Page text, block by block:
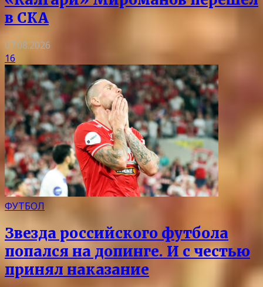
в СКА
07.08.2026
16
ФУТБОЛ
Звезда российского футбола
попался на допинге. И с честью
принял наказание